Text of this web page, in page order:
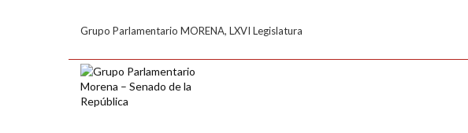
Grupo Parlamentario MORENA, LXVI Legislatura